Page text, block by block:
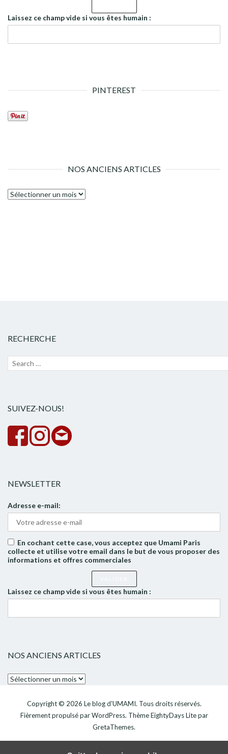
Laissez ce champ vide si vous êtes humain :
PINTEREST
NOS ANCIENS ARTICLES
Nos
RECHERCHE
Recherche
SUIVEZ-NOUS!
NEWSLETTER
Adresse e-mail:
En cochant cette case, vous acceptez que Umami Paris
collecte et utilise votre email dans le but de vous proposer des
informations et offres commerciales
Laissez ce champ vide si vous êtes humain :
NOS ANCIENS ARTICLES
Nos
articlesCopyright © 2026 Le blog d'UMAMI. Tous droits réservés.
Fièrement propulsé parWordPress. ThèmeEightyDays Litepar
GretaThemes.